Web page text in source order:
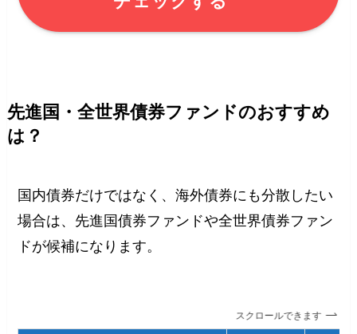
先進国・全世界債券ファンドのおすすめ
は？
国内債券だけではなく、海外債券にも分散したい
場合は、先進国債券ファンドや全世界債券ファン
ドが候補になります。
スクロールできます